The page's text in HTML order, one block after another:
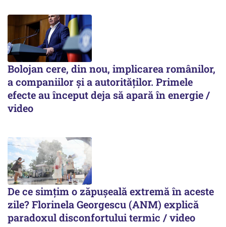
Bolojan cere, din nou, implicarea românilor,
a companiilor și a autorităților. Primele
efecte au început deja să apară în energie /
video
De ce simțim o zăpușeală extremă în aceste
zile? Florinela Georgescu (ANM) explică
paradoxul disconfortului termic / video